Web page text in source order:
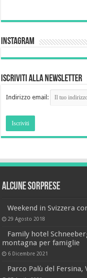
Instagram
Iscriviti alla newsletter
Indirizzo email:
Alcune sorprese
Weekend in Svizzera
29 Agosto 2018
Family hotel
montagna per famiglie
6 Dicembre 2021
Parco Palù del Fersina,